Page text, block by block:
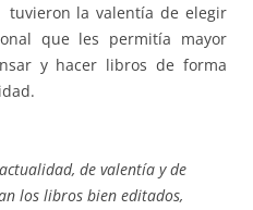
la valentía de elegir
que les permitía mayor
y hacer libros de forma
de valentía y de
los libros bien editados,